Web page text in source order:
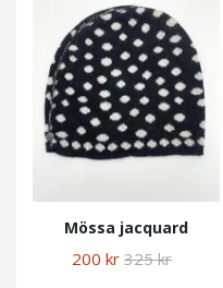
Mössa jacquard
200 kr 325 kr